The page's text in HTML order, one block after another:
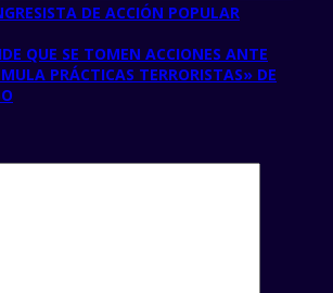
DE ACCIÓN POPULAR
QUE SE TOMEN ACCIONES ANTE
PRÁCTICAS TERRORISTAS» DE